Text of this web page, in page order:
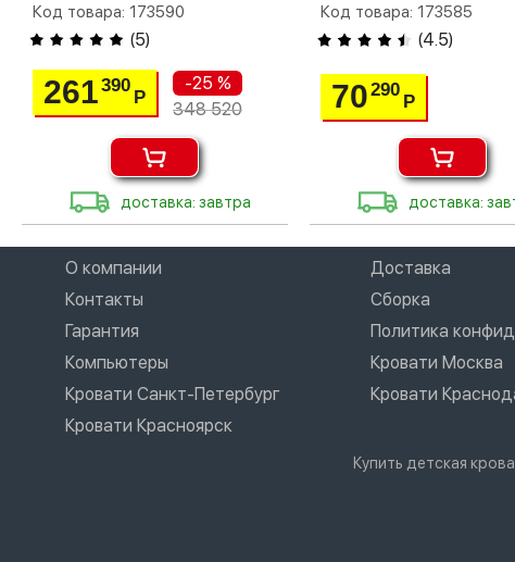
Код товара: 173590
(5)
261390
Р
-25 %
348 520
доставка: завтра
Код товара: 173585
(4.5)
70290
Р
доставка:
О компании
Доставка
Контакты
Сборка
Гарантия
Политика
Компьютеры
Кровати Москва
Кровати Санкт-Петербург
Кровати
Кровати Красноярск
Купить детская